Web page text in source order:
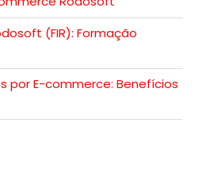
(FIR): Formação
por E-commerce: Benefícios